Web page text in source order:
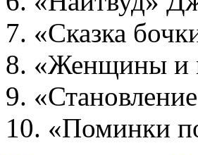
7. «Сказка
8. «Женщины и
9.
10. «Поминки